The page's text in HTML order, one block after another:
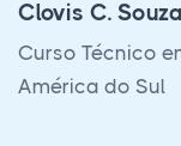
Curso Técnico